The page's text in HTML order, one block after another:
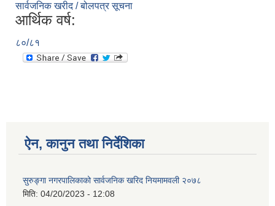
सार्वजनिक खरीद / बोलपत्र सूचना
आर्थिक वर्ष:
८०/८१
ऐन, कानुन तथा निर्देशिका
सुरुङ्गा नगरपालिकाको सार्वजनिक खरिद नियमामवली २०७८
मिति: 04/20/2023 - 12:08